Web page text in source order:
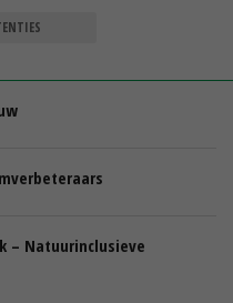
– Natuurinclusieve